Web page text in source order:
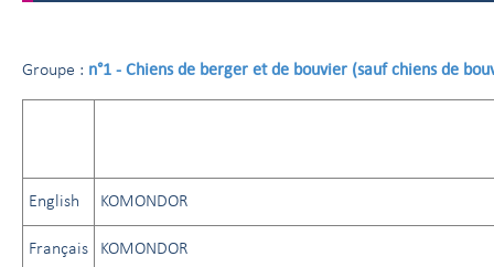
Groupe : n°1 - Chiens de berger et de bouvier (sauf chiens de
English KOMONDOR
Français KOMONDOR